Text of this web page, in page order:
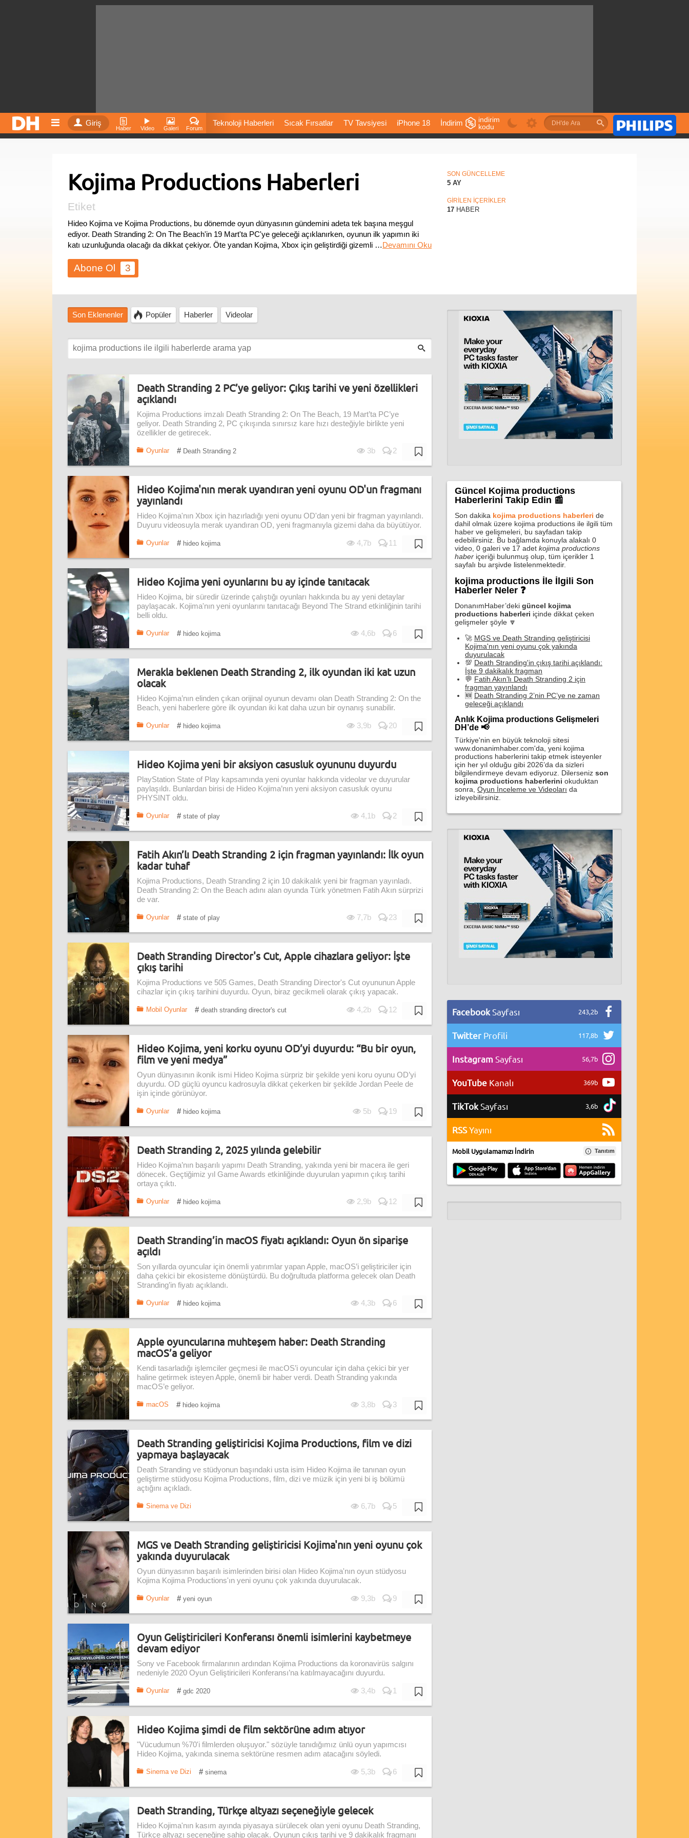
Giriş
Haber Video Galeri Forum
Teknoloji Haberleri Sıcak Fırsatlar TV Tavsiyesi iPhone 18 İndirim
Fiyatları Vizyondaki Filmler Bitcoin Dizi Önerileri
indirim
kodu
Kojima Productions Haberleri
Etiket
Hideo Kojima ve Kojima Productions, bu dönemde oyun dünyasının gündemini adeta tek başına meşgul
ediyor. Death Stranding 2: On The Beach'in 19 Mart'ta PC'ye geleceği açıklanırken, oyunun ilk yapımın iki
katı uzunluğunda olacağı da dikkat çekiyor. Öte yandan Kojima, Xbox için geliştirdiği gizemli korku oyunu
… Devamını Oku
3
SON GÜNCELLEME
5 AY
GİRİLEN İÇERİKLER
17 HABER
Son Eklenenler Popüler Haberler Videolar
Death Stranding 2 PC’ye geliyor: Çıkış tarihi ve yeni özellikleri
açıklandı
Kojima Productions imzalı Death Stranding 2: On The Beach, 19 Mart’ta PC’ye
geliyor. Death Stranding 2, PC çıkışında sınırsız kare hızı desteğiyle birlikte yeni
özellikler de getirecek.
Oyunlar # Death Stranding 2 3b 2
Hideo Kojima'nın merak uyandıran yeni oyunu OD'un fragmanı
yayınlandı
Hideo Kojima'nın Xbox için hazırladığı yeni oyunu OD'dan yeni bir fragman yayınlandı.
Duyuru videosuyla merak uyandıran OD, yeni fragmanıyla gizemi daha da büyütüyor.
Oyunlar # hideo kojima 4,7b 11
Hideo Kojima yeni oyunlarını bu ay içinde tanıtacak
Hideo Kojima, bir süredir üzerinde çalıştığı oyunları hakkında bu ay yeni detaylar
paylaşacak. Kojima'nın yeni oyunlarını tanıtacağı Beyond The Strand etkinliğinin tarihi
belli oldu.
Oyunlar # hideo kojima 4,6b 6
Merakla beklenen Death Stranding 2, ilk oyundan iki kat uzun
olacak
Hideo Kojima’nın elinden çıkan orijinal oyunun devamı olan Death Stranding 2: On the
Beach, yeni haberlere göre ilk oyundan iki kat daha uzun bir oynanış sunabilir.
Oyunlar # hideo kojima 3,9b 20
Hideo Kojima yeni bir aksiyon casusluk oyununu duyurdu
PlayStation State of Play kapsamında yeni oyunlar hakkında videolar ve duyurular
paylaşıldı. Bunlardan birisi de Hideo Kojima’nın yeni aksiyon casusluk oyunu
PHYSINT oldu.
Oyunlar # state of play 4,1b 2
Fatih Akın’lı Death Stranding 2 için fragman yayınlandı: İlk oyun
kadar tuhaf
Kojima Productions, Death Stranding 2 için 10 dakikalık yeni bir fragman yayınladı.
Death Stranding 2: On the Beach adını alan oyunda Türk yönetmen Fatih Akın sürprizi
de var.
Oyunlar # state of play 7,7b 23
Death Stranding Director's Cut, Apple cihazlara geliyor: İşte
çıkış tarihi
Kojima Productions ve 505 Games, Death Stranding Director's Cut oyununun Apple
cihazlar için çıkış tarihini duyurdu. Oyun, biraz gecikmeli olarak çıkış yapacak.
Mobil Oyunlar # death stranding director's cut 4,2b 12
Hideo Kojima, yeni korku oyunu OD’yi duyurdu: “Bu bir oyun,
film ve yeni medya”
Oyun dünyasının ikonik ismi Hideo Kojima sürpriz bir şekilde yeni koru oyunu OD’yi
duyurdu. OD güçlü oyuncu kadrosuyla dikkat çekerken bir şekilde Jordan Peele de
işin içinde görünüyor.
Oyunlar # hideo kojima 5b 19
Death Stranding 2, 2025 yılında gelebilir
Hideo Kojima’nın başarılı yapımı Death Stranding, yakında yeni bir macera ile geri
dönecek. Geçtiğimiz yıl Game Awards etkinliğinde duyurulan yapımın çıkış tarihi
ortaya çıktı.
Oyunlar # hideo kojima 2,9b 12
Death Stranding’in macOS fiyatı açıklandı: Oyun ön siparişe
açıldı
Son yıllarda oyuncular için önemli yatırımlar yapan Apple, macOS’i geliştiriciler için
daha çekici bir ekosisteme dönüştürdü. Bu doğrultuda platforma gelecek olan Death
Stranding’in fiyatı açıklandı.
Oyunlar # hideo kojima 4,3b 6
Apple oyuncularına muhteşem haber: Death Stranding
macOS’a geliyor
Kendi tasarladığı işlemciler geçmesi ile macOS’i oyuncular için daha çekici bir yer
haline getirmek isteyen Apple, önemli bir haber verdi. Death Stranding yakında
macOS’e geliyor.
macOS # hideo kojima 3,8b 3
Death Stranding geliştiricisi Kojima Productions, film ve dizi
yapmaya başlayacak
Death Stranding ve stüdyonun başındaki usta isim Hideo Kojima ile tanınan oyun
geliştirme stüdyosu Kojima Productions, film, dizi ve müzik için yeni bi iş bölümü
açtığını açıkladı.
Sinema ve Dizi 6,7b 5
MGS ve Death Stranding geliştiricisi Kojima'nın yeni oyunu çok
yakında duyurulacak
Oyun dünyasının başarılı isimlerinden birisi olan Hideo Kojima'nın oyun stüdyosu
Kojima Kojima Productions'ın yeni oyunu çok yakında duyurulacak.
Oyunlar # yeni oyun 9,3b 9
Oyun Geliştiricileri Konferansı önemli isimlerini kaybetmeye
devam ediyor
Sony ve Facebook firmalarının ardından Kojima Productions da koronavirüs salgını
nedeniyle 2020 Oyun Geliştiricileri Konferansı’na katılmayacağını duyurdu.
Oyunlar # gdc 2020 3,4b 1
Hideo Kojima şimdi de film sektörüne adım atıyor
"Vücudumun %70'i filmlerden oluşuyor." sözüyle tanıdığımız ünlü oyun yapımcısı
Hideo Kojima, yakında sinema sektörüne resmen adım atacağını söyledi.
Sinema ve Dizi # sinema 5,3b 6
Death Stranding, Türkçe altyazı seçeneğiyle gelecek
Hideo Kojima'nın kasım ayında piyasaya sürülecek olan yeni oyunu Death Stranding,
Türkçe altyazı seçeneğine sahip olacak. Oyunun çıkış tarihi ve 9 dakikalık fragmanı
Güncel Kojima productions
Haberlerini Takip Edin 📰
Son dakika kojima productions haberleri de
dahil olmak üzere kojima productions ile ilgili tüm
haber ve gelişmeleri, bu sayfadan takip
edebilirsiniz. Bu bağlamda konuyla alakalı 0
video, 0 galeri ve 17 adet kojima productions
haber içeriği bulunmuş olup, tüm içerikler 1
sayfalı bu arşivde listelenmektedir.
kojima productions İle İlgili Son
Haberler Neler ❓
DonanımHaber’deki güncel kojima
productions haberleri içinde dikkat çeken
gelişmeler şöyle 🔽
🚀 MGS ve Death Stranding geliştiricisi
Kojima'nın yeni oyunu çok yakında
duyurulacak
💯 Death Stranding'in çıkış tarihi açıklandı:
İşte 9 dakikalık fragman
💬 Fatih Akın’lı Death Stranding 2 için
fragman yayınlandı
🆕 Death Stranding 2’nin PC’ye ne zaman
geleceği açıklandı
Anlık Kojima productions Gelişmeleri
DH’de 📢
Türkiye'nin en büyük teknoloji sitesi
www.donanimhaber.com'da, yeni kojima
productions haberlerini takip etmek isteyenler
için her yıl olduğu gibi 2026’da da sizleri
bilgilendirmeye devam ediyoruz. Dilerseniz son
kojima productions haberlerini okuduktan
sonra, Oyun İnceleme ve Videoları da
izleyebilirsiniz.
Facebook Sayfası 243,2b
Twitter Profili 117,8b
Instagram Sayfası 56,7b
YouTube Kanalı 369b
TikTokSayfası 3,6b
RSSYayını
Mobil Uygulamamızı İndirin Tanıtım